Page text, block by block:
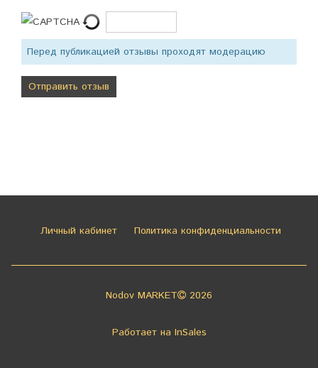
Перед публикацией отзывы проходят модерацию
Личный кабинет Политика конфиденциальности
Nodov MARKET 2026
Работает на InSales